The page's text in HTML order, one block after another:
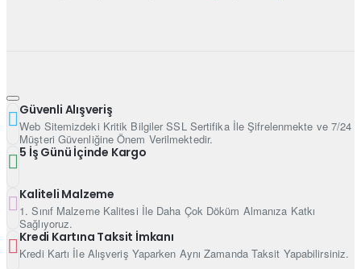
Güvenli Alışveriş
Web Sitemizdeki Kritik Bilgiler SSL Sertifika İle Şifrelenmekte ve 7/24
Müşteri Güvenliğine Önem Verilmektedir.
5 İş Günü İçinde Kargo
Kaliteli Malzeme
1. Sınıf Malzeme Kalitesi İle Daha Çok Döküm Almanıza Katkı
Sağlıyoruz.
Kredi Kartına Taksit İmkanı
Kredi Kartı İle Alışveriş Yaparken Aynı Zamanda Taksit Yapabilirsiniz.